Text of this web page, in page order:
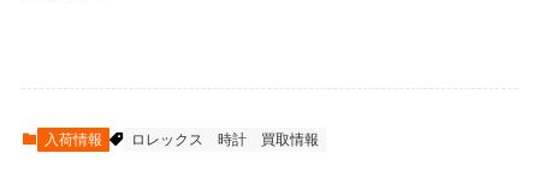
入荷情報 ロレックス 時計 買取情報